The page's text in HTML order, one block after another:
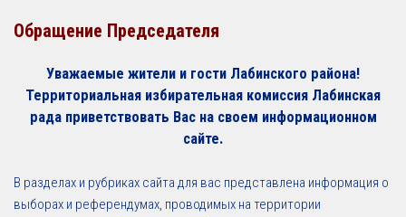
Обращение Председателя
Уважаемые жители и гости Лабинского района!
Территориальная избирательная комиссия Лабинская
рада приветствовать Вас на своем информационном
сайте.
В разделах и рубриках сайта для вас представлена информация о
выборах и референдумах, проводимых на территории